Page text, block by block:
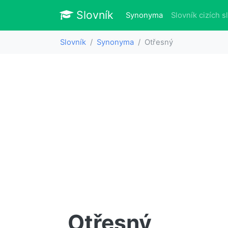
Slovník Slovník
Synonyma(aktuálně)
Slovník cizích
Slovník Synonyma Otřesný
Otřesný